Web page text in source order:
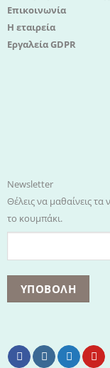
Επικοινωνία
Η εταιρεία
Εργαλεία GDPR
Newsletter
Θέλεις να μαθαίνεις
το κουμπάκι.